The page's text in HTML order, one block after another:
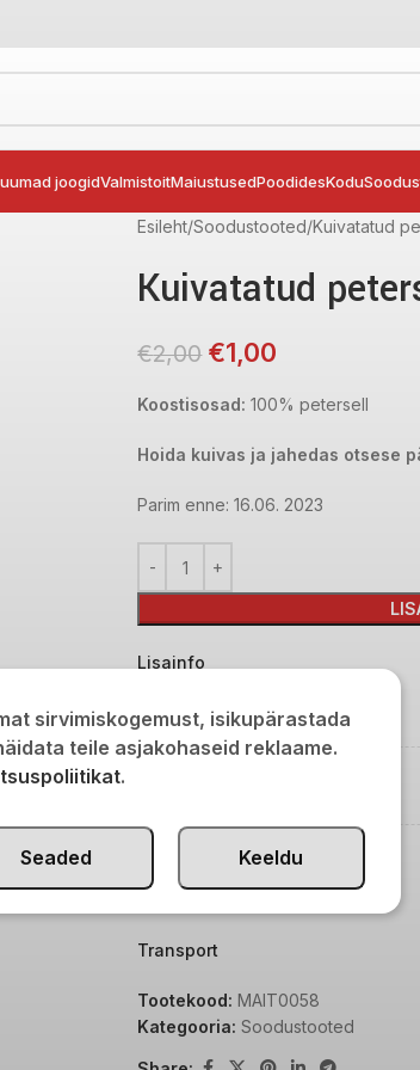
joogidValmistoitMaiustusedPoodidesKodu
Esileht Soodustooted Kuivatatud
Kuivatatud
€2,00 €1,00
Koostisosad: 100% petersell
Hoida kuivas ja jahedas otsese
Parim enne: 16.06. 2023
Lisainfo
TOOTJA/BRAND
Transport
Tootekood:MAIT0058
Kategooria: Soodustooted
sirvimiskogemust, isikupärastada
teile asjakohaseid reklaame.
.
Seaded Keeldu